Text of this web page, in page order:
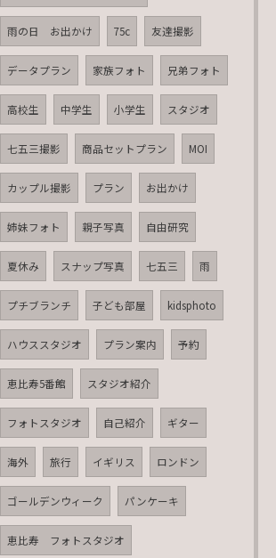
雨の日 お出かけ 75c 友達撮影
データプラン 家族フォト 兄弟フォト
高校生 中学生 小学生 スタジオ
七五三撮影 商品セットプラン MOI
カップル撮影 プラン お出かけ
姉妹フォト 親子写真 自由研究
夏休み スナップ写真 七五三 雨
プチブランチ 子ども部屋 kidsphoto
ハウススタジオ プラン案内 予約
恵比寿5番館 スタジオ紹介
フォトスタジオ 自己紹介 ギター
海外 旅行 イギリス ロンドン
ゴールデンウィーク パンケーキ
恵比寿 フォトスタジオ